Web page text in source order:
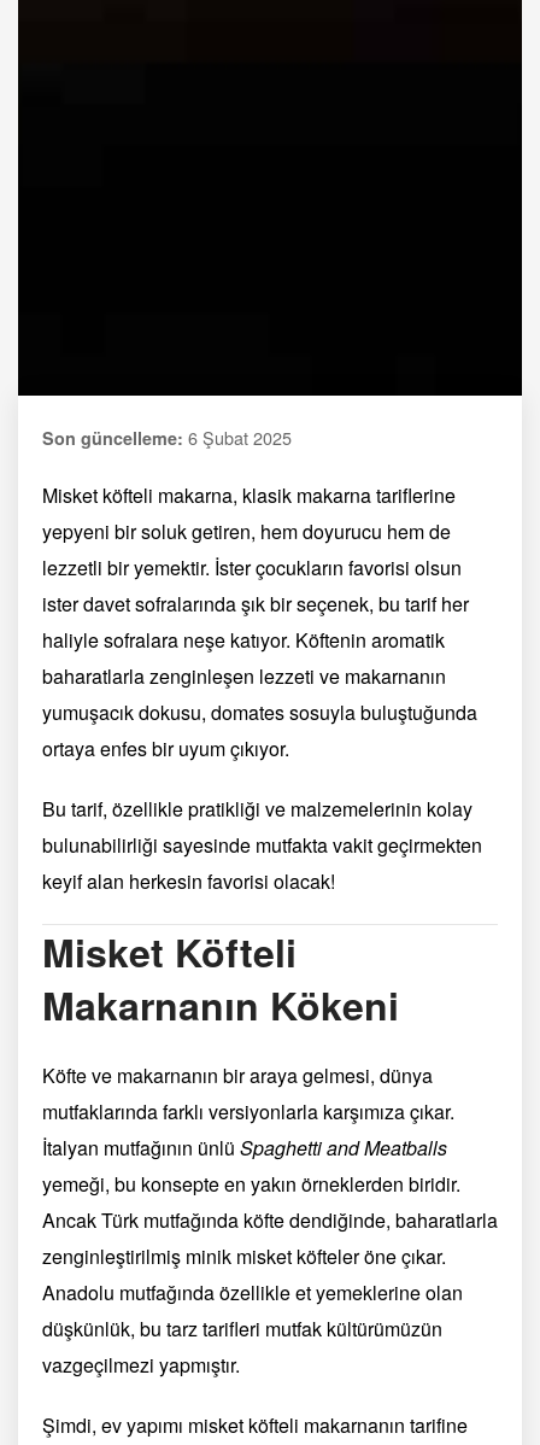
Son güncelleme: 6 Şubat 2025
Misket köfteli makarna, klasik makarna tariflerine
yepyeni bir soluk getiren, hem doyurucu hem de
lezzetli bir yemektir. İster çocukların favorisi olsun
ister davet sofralarında şık bir seçenek, bu tarif her
haliyle sofralara neşe katıyor. Köftenin aromatik
baharatlarla zenginleşen lezzeti ve makarnanın
yumuşacık dokusu, domates sosuyla buluştuğunda
ortaya enfes bir uyum çıkıyor.
Bu tarif, özellikle pratikliği ve malzemelerinin kolay
bulunabilirliği sayesinde mutfakta vakit geçirmekten
keyif alan herkesin favorisi olacak!
Misket Köfteli
Makarnanın Kökeni
Köfte ve makarnanın bir araya gelmesi, dünya
mutfaklarında farklı versiyonlarla karşımıza çıkar.
İtalyan mutfağının ünlü Spaghetti and Meatballs
yemeği, bu konsepte en yakın örneklerden biridir.
Ancak Türk mutfağında köfte dendiğinde, baharatlarla
zenginleştirilmiş minik misket köfteler öne çıkar.
Anadolu mutfağında özellikle et yemeklerine olan
düşkünlük, bu tarz tarifleri mutfak kültürümüzün
vazgeçilmezi yapmıştır.
Şimdi, ev yapımı misket köfteli makarnanın tarifine